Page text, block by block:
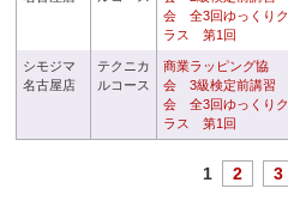
会 全3回ゆっくりク
ラス 第1回
シモジマ
名古屋店
テクニカ
ルコース
商業ラッピング協
会 3級検定前講習
会 全3回ゆっくりク
ラス 第1回
1 2 3